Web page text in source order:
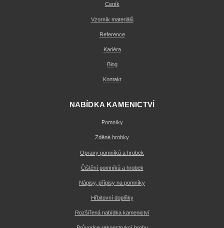
Ceník
Vzorník materiálů
Reference
Kariéra
Blog
Kontakt
NABÍDKA KAMENICTVÍ
Pomníky
Zděné hrobky
Opravy pomníků a hrobek
Čištění pomníků a hrobek
Nápisy, přípisy na pomníky
Hřbitovní doplňky
Rozšířená nabídka kamenictví